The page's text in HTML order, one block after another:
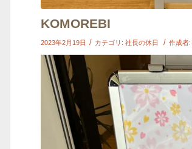
KOMOREBI
2023年2月19日 / カテゴリ: 社長の休日 / 作成者: